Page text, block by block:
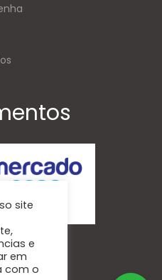
site
e
em
com o